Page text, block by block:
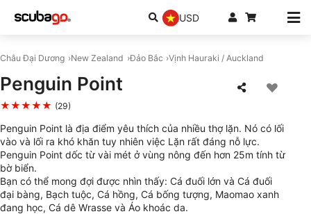
USD
Châu Đại Dương New Zealand Đảo Bắc Vịnh Hauraki / Auckland
Penguin Point
★★★★★ (29)
Penguin Point là địa điểm yêu thích của nhiều thợ lặn. Nó có lối
vào và lối ra khó khăn tuy nhiên việc Lặn rất đáng nỗ lực.
Penguin Point dốc từ vài mét ở vùng nông đến hơn 25m tính từ
bờ biển.
Bạn có thể mong đợi được nhìn thấy: Cá đuối lớn và Cá đuối
đại bàng, Bạch tuộc, Cá hồng, Cá bống tượng, Maomao xanh
đang học, Cá dê Wrasse và Áo khoác da.